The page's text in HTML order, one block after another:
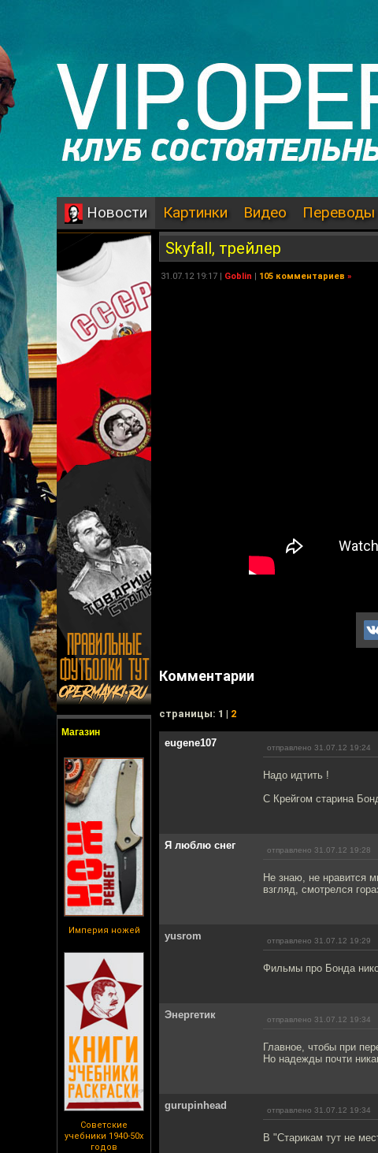
Новости Картинки Видео Переводы
Магазин
Империя ножей
Советские
учебники 1940-50х
годов
Skyfall, трейлер
31.07.12 19:17 | Goblin | 105 комментариев »
Комментарии
cтраницы: 1 | 2
eugene107 отправлено 31.07.12 19:24
Надо идтить !
С Крейгом старина
Я люблю снег отправлено 31.07.12 19:28
Не знаю, не нравится
взгляд, смотрелся
yusrom отправлено 31.07.12 19:29
Фильмы про Бонда
Энергетик отправлено 31.07.12 19:34
Главное, чтобы при
Но надежды почти
gurupinhead отправлено 31.07.12 19:34
В "Старикам тут не